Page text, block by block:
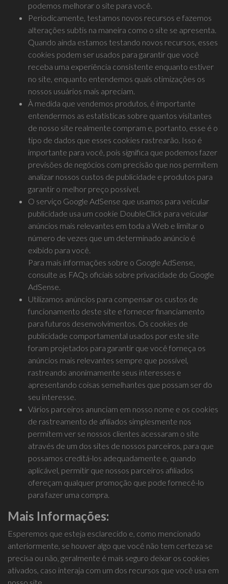
podemos melhorar o site para você.
Periodicamente, testamos novos recursos e fazemos
alterações subtis na maneira como o site se apresenta.
Quando ainda estamos testando novos recursos, esses
cookies podem ser usados ​​para garantir que você
receba uma experiência consistente enquanto estiver
no site, enquanto entendemos quais otimizações os
nossos usuários mais apreciam.
À medida que vendemos produtos, é importante
entendermos as estatísticas sobre quantos visitantes
de nosso site realmente compram e, portanto, esse é o
tipo de dados que esses cookies rastrearão. Isso é
importante para você, pois significa que podemos fazer
previsões de negócios com precisão que nos permitem
analizar nossos custos de publicidade e produtos para
garantir o melhor preço possível.
O serviço Google AdSense que usamos para veicular
publicidade usa um cookie DoubleClick para veicular
anúncios mais relevantes em toda a Web e limitar o
número de vezes que um determinado anúncio é
exibido para você.
Para mais informações sobre o Google AdSense,
consulte as FAQs oficiais sobre privacidade do Google
AdSense.
Utilizamos anúncios para compensar os custos de
funcionamento deste site e fornecer financiamento
para futuros desenvolvimentos. Os cookies de
publicidade comportamental usados ​​por este site
foram projetados para garantir que você forneça os
anúncios mais relevantes sempre que possível,
rastreando anonimamente seus interesses e
apresentando coisas semelhantes que possam ser do
seu interesse.
Vários parceiros anunciam em nosso nome e os cookies
de rastreamento de afiliados simplesmente nos
permitem ver se nossos clientes acessaram o site
através de um dos sites de nossos parceiros, para que
possamos creditá-los adequadamente e, quando
aplicável, permitir que nossos parceiros afiliados
ofereçam qualquer promoção que pode fornecê-lo
para fazer uma compra.
Mais Informações:
Esperemos que esteja esclarecido e, como mencionado
anteriormente, se houver algo que você não tem certeza se
precisa ou não, geralmente é mais seguro deixar os cookies
ativados, caso interaja com um dos recursos que você usa em